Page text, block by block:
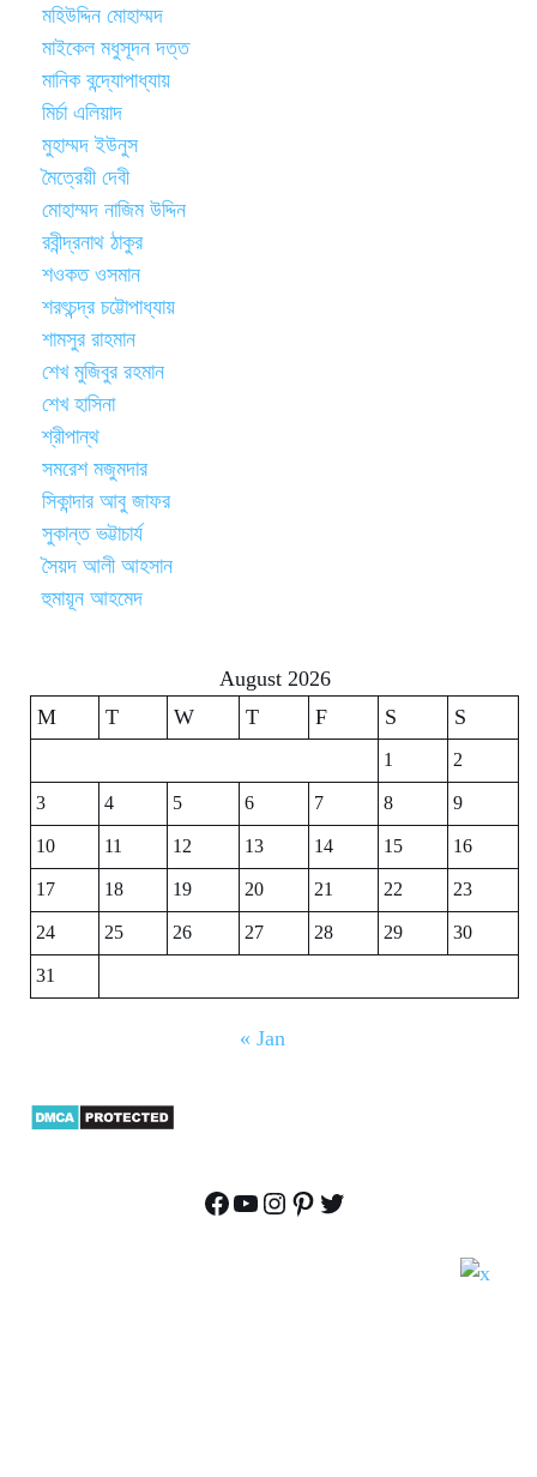
মহিউদ্দিন মোহাম্মদ
মাইকেল মধুসূদন দত্ত
মানিক বন্দ্যোপাধ্যায়
মির্চা এলিয়াদ
মুহাম্মদ ইউনুস
মৈত্রেয়ী দেবী
মোহাম্মদ নাজিম উদ্দিন
রবীন্দ্রনাথ ঠাকুর
শওকত ওসমান
শরৎচন্দ্র চট্টোপাধ্যায়
শামসুর রাহমান
শেখ মুজিবুর রহমান
শেখ হাসিনা
শ্রীপান্থ
সমরেশ মজুমদার
সিকান্দার আবু জাফর
সুকান্ত ভট্টাচার্য
সৈয়দ আলী আহসান
হুমায়ূন আহমেদ
August 2026
M
T W T F S S
1
2
3
4 5 6 7 8
9
10
11 12 13 14 15
16
17
18 19 20 21 22
23
24
25 26 27 28 29
30
31
« Jan